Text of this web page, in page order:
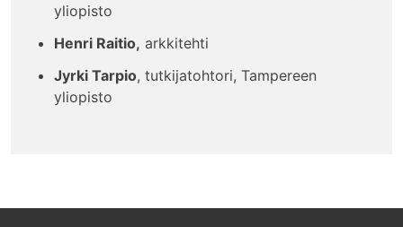
yliopisto
Henri Raitio, arkkitehti
Jyrki Tarpio, tutkijatohtori, Tampereen
yliopisto